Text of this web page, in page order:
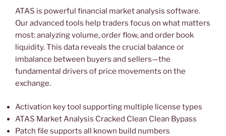
ATAS is powerful financial market analysis software.
Our advanced tools help traders focus on what matters
most: analyzing volume, order flow, and order book
liquidity. This data reveals the crucial balance or
imbalance between buyers and sellers—the
fundamental drivers of price movements on the
exchange.
Activation key tool supporting multiple license types
ATAS Market Analysis Cracked Clean Clean Bypass
Patch file supports all known build numbers